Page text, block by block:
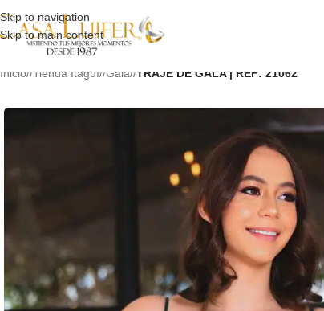
Skip to navigation
Skip to main content
Inicio/ Tienda Itagüí/ Gala/ TRAJE DE GALA | REF: 21062